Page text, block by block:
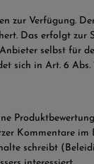
zur Verfügung.
Das erfolgt
selbst für
sich in Art. 6 Abs.
Kommentare
schreibt